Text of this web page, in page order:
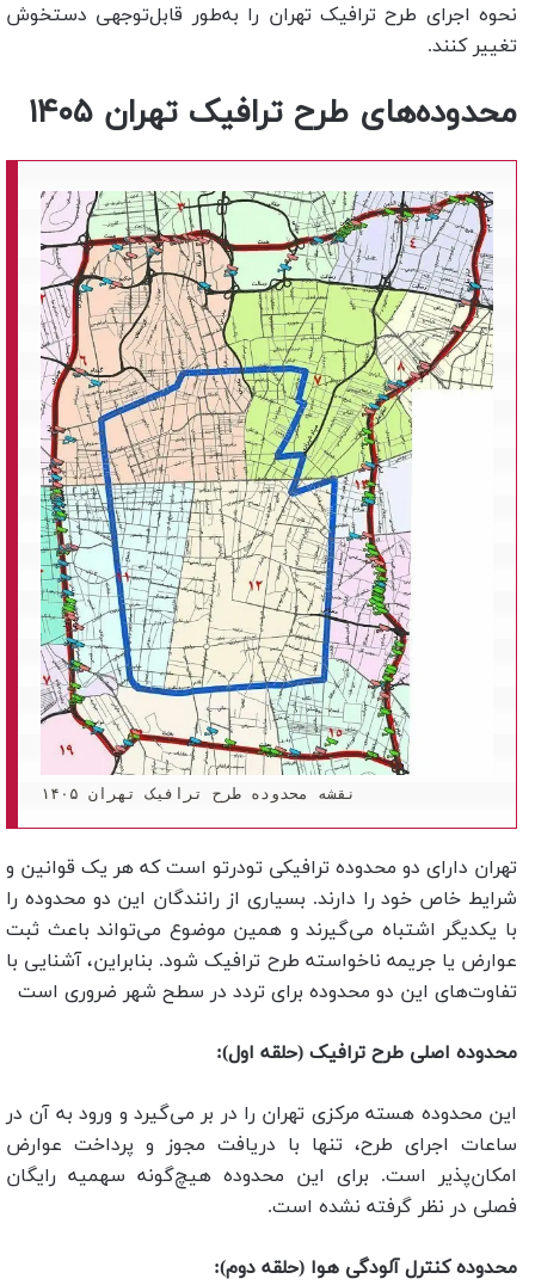
نحوه اجرای طرح ترافیک تهران را به‌طور قابل‌توجهی دستخوش
تغییر کنند.
محدوده‌های طرح ترافیک تهران ۱۴۰۵
نقشه محدوده طرح ترافیک تهران ۱۴۰۵
تهران دارای دو محدوده ترافیکی تو‌در‌تو است که هر یک قوانین و
شرایط خاص خود را دارند. بسیاری از رانندگان این دو محدوده را
با یکدیگر اشتباه می‌گیرند و همین موضوع می‌تواند باعث ثبت
عوارض یا جریمه ناخواسته طرح ترافیک شود. بنابراین، آشنایی با
تفاوت‌های این دو محدوده برای تردد در سطح شهر ضروری است
محدوده اصلی طرح ترافیک (حلقه اول):
این محدوده هسته مرکزی تهران را در بر می‌گیرد و ورود به آن در
ساعات اجرای طرح، تنها با دریافت مجوز و پرداخت عوارض
امکان‌پذیر است. برای این محدوده هیچ‌گونه سهمیه رایگان
فصلی در نظر گرفته نشده است.
محدوده کنترل آلودگی هوا (حلقه دوم):